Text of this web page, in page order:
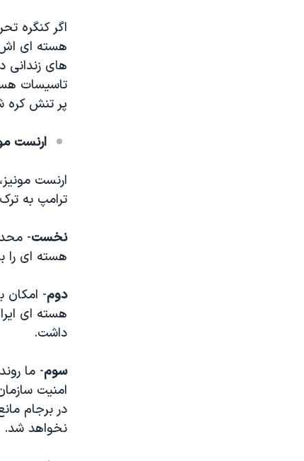
اگر کنگره
هسته ای اش
های زندانی
تاسیسات
پر تنش کره
ارنست
ارنست
ترامپ به
نخست-
هسته ای را
دوم- امکان
هسته ای
داشت.
سوم- ما
امنیت
در برجام
نخواهد شد.